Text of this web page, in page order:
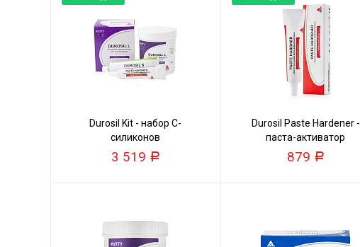
Durosil Kit - набор C-
силиконов
3 519 Р
Durosil Paste Hardener -
паста-активатор
879 Р